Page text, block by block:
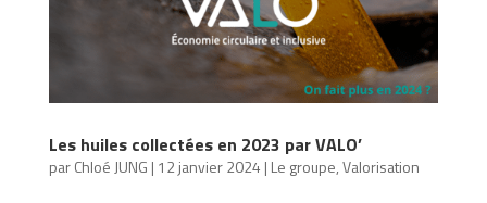
Les huiles collectées en 2023 par VALO’
parChloé JUNG | 12 janvier 2024 | Le groupe,Valorisation